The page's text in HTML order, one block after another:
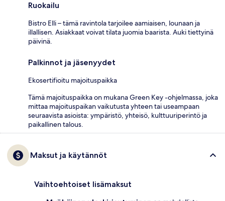
Ruokailu
Bistro Elli – tämä ravintola tarjoilee aamiaisen, lounaan ja
illallisen. Asiakkaat voivat tilata juomia baarista. Auki tiettyinä
päivinä.
Palkinnot ja jäsenyydet
Ekosertifioitu majoituspaikka
Tämä majoituspaikka on mukana Green Key -ohjelmassa, joka
mittaa majoituspaikan vaikutusta yhteen tai useampaan
seuraavista asioista: ympäristö, yhteisö, kulttuuriperintö ja
paikallinen talous.
Maksut ja käytännöt
Vaihtoehtoiset lisämaksut